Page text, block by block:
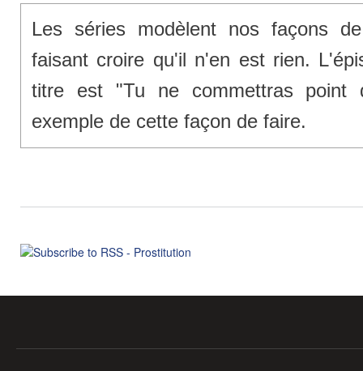
Les séries modèlent nos façons
faisant croire qu'il n'en est rien.
titre est "Tu ne commettras point
exemple de cette façon de faire.